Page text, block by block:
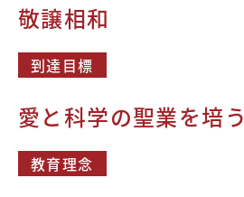
敬譲相和
到達目標
愛と科学の聖業を培う
教育理念